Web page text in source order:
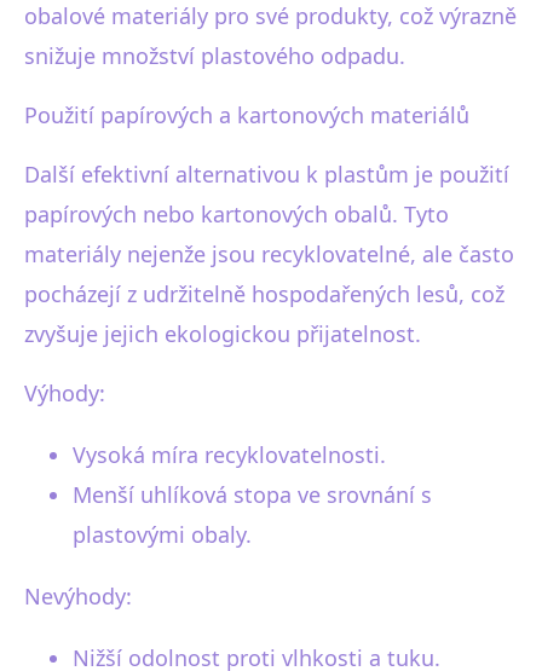
obalové materiály pro své produkty, což výrazně
snižuje množství plastového odpadu.
Použití papírových a kartonových materiálů
Další efektivní alternativou k plastům je použití
papírových nebo kartonových obalů. Tyto
materiály nejenže jsou recyklovatelné, ale často
pocházejí z udržitelně hospodařených lesů, což
zvyšuje jejich ekologickou přijatelnost.
Výhody:
Vysoká míra recyklovatelnosti.
Menší uhlíková stopa ve srovnání s
plastovými obaly.
Nevýhody:
Nižší odolnost proti vlhkosti a tuku.